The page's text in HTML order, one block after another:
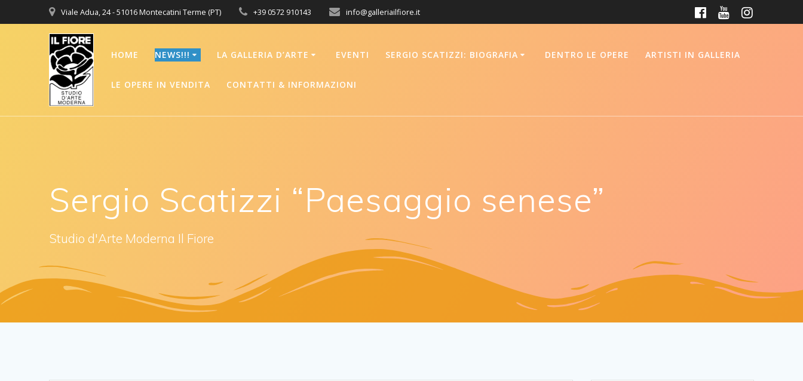
al
Viale Adua, 24 - 51016 Montecatini Terme (PT) +39 0572 910143 info@galleriailfiore.it
HOME NEWS!!! LA GALLERIA D’ARTE EVENTI SERGIO SCATIZZI: BIOGRAFIA DENTRO LE OPERE ARTISTI IN GALLERIA
LE OPERE IN VENDITA CONTATTI & INFORMAZIONI
Sergio Scatizzi “Paesaggio senese”
Studio d'Arte Moderna Il Fiore